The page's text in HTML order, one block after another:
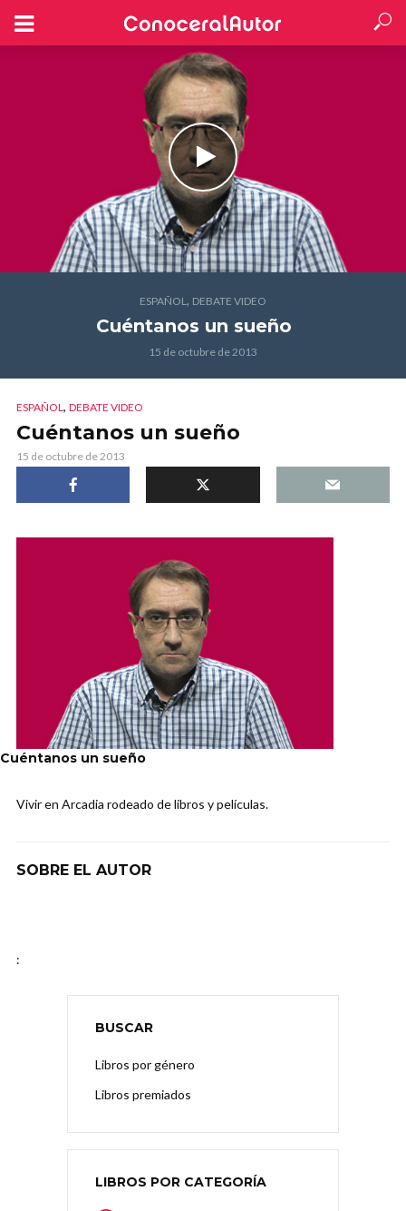
ESPAÑOL, DEBATE VIDEO
Cuéntanos un sueño
15 de octubre de 2013
ESPAÑOL, DEBATE VIDEO
Cuéntanos un sueño
15 de octubre de 2013
Cuéntanos un sueño
Vivir en Arcadia rodeado de libros y películas.
SOBRE EL AUTOR
:
BUSCAR
Libros por género
Libros premiados
LIBROS POR CATEGORÍA